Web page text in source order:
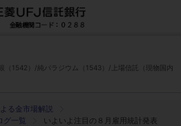
る金市場解説
一覧
いよいよ注目の８月雇用統計発表
（1542）/純パラジウム（1543）/上場信託（現物国内
実シリーズとは
徴とメリット
お問い合わせ